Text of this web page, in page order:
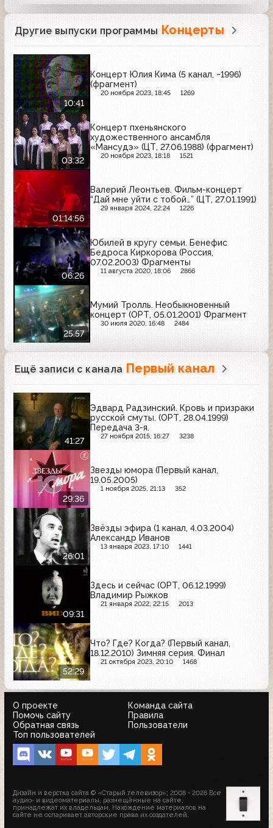
Другие выпуски программы Концерты
10:41
Концерт Юлия Кима (5 канал, ~1996)
(фрагмент)
20 ноября 2023, 18:45 1269
03:32
Концерт пхеньянского
художественного ансамбля
«Мансудэ» (ЦТ, 27.06.1988) (фрагмент)
20 ноября 2023, 18:18 1521
01:14:56
Валерий Леонтьев. Фильм-концерт
“Дай мне уйти с тобой…” (ЦТ, 27.01.1991)
29 января 2024, 22:24 1226
06:26
Юбилей в кругу семьи. Бенефис
Бедроса Киркорова (Россия,
07.02.2003) Фрагменты
11 августа 2020, 18:06 2866
25:57
Мумий Тролль. Необыкновенный
концерт (ОРТ, 05.01.2001) Фрагмент
30 июля 2020, 16:48 2484
Ещё записи с канала Первый канал
41:27
Эдвард Радзинский. Кровь и призраки
русской смуты. (ОРТ, 28.04.1999)
Передача 3-я.
27 ноября 2015, 16:27 3238
29:36
Звезды юмора (Первый канал,
19.05.2005)
1 ноября 2025, 21:13 352
26:01
Звёзды эфира (1 канал, 4.03.2004)
Александр Иванов
13 января 2023, 17:10 1441
09:31
Здесь и сейчас (ОРТ, 06.12.1999)
Владимир Рыжков
21 января 2022, 22:15 2013
52:29
Что? Где? Когда? (Первый канал,
18.12.2010) Зимняя серия. Финал
21 октября 2023, 20:10 1468
О проекте
Команда сайта
Помочь сайту
Правила
Обратная связь
Пользователи
Топ пользователей
Дизайн и верстка сайта © «Старый телевизор»; 2008 - 2026 Все
аудио- и видеоматериалы, размещённые на сайте,
принадлежат их владельцам. Нахождение материалов на
сайте не оспаривает авторские права их создателей.